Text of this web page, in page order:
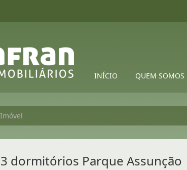
INÍCIO QUEM SOMOS
dormitórios Parque Assunção